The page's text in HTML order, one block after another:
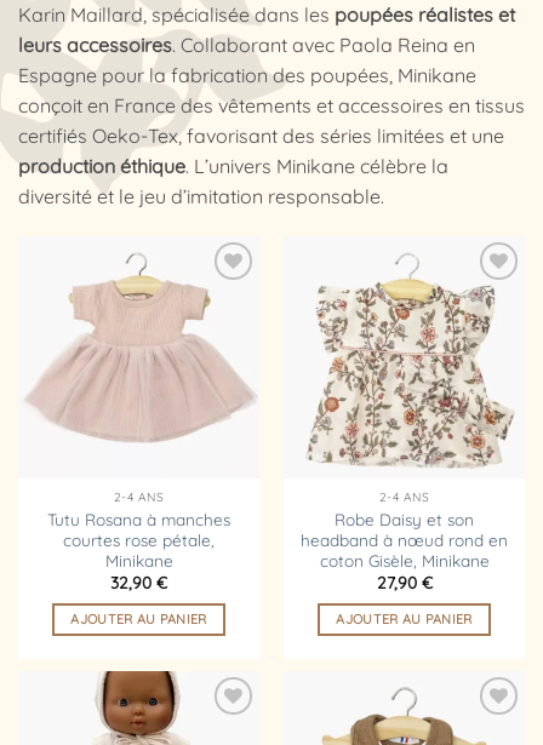
Karin Maillard,spécialisée dans les poupées réalistes et
leurs accessoires. Collaborant avec Paola Reina en
Espagne pour la fabrication des poupées Minikane
conçoit en France des vêtements et accessoires en tissus
certifiés Oeko-Tex,favorisant des séries limitées et une
production éthique. L’univers Minikane célèbre la
diversité et le jeu d’imitation responsable.
Ajouter
d’envies
2-4 ANS
Tutu Rosana à manches
courtes rose pétale,
Minikane
32,90 €
AJOUTER AU PANIER
Ajouter
à la
liste
d’envies
2-4 ANS
Robe Daisy et son
headband à nœud rond en
coton Gisèle, Minikane
27,90 €
AJOUTER AU PANIER